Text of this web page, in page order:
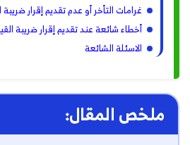
غرامات التأخر أو عدم تقديم إقرار
أخطاء شائعة عند تقديم إقرار ضريبة
الاسئلة الشائعة
ملخص المقال: